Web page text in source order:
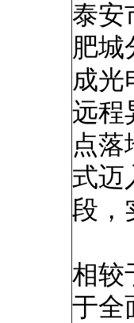
泰安
肥城
成光
远程
点落
式迈
段，
相较
于全